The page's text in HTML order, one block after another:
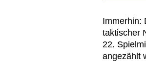
Immerhin:
taktischer
22.
angezählt